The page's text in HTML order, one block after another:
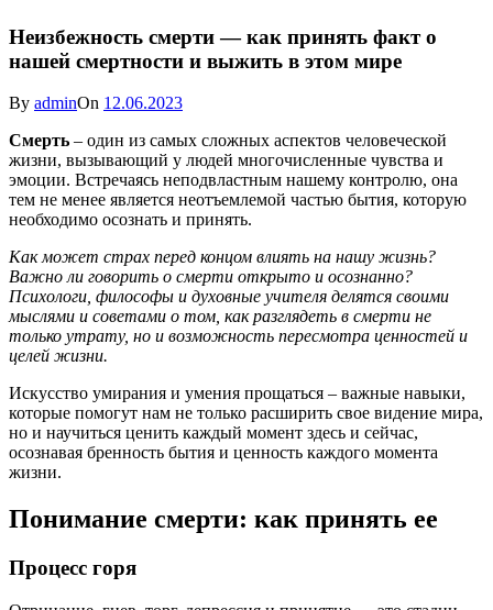
Неизбежность смерти — как принять факт о
нашей смертности и выжить в этом мире
By adminOn 12.06.2023
Смерть – один из самых сложных аспектов человеческой
жизни, вызывающий у людей многочисленные чувства и
эмоции. Встречаясь неподвластным нашему контролю, она
тем не менее является неотъемлемой частью бытия, которую
необходимо осознать и принять.
Как может страх перед концом влиять на нашу жизнь?
Важно ли говорить о смерти открыто и осознанно?
Психологи, философы и духовные учителя делятся своими
мыслями и советами о том, как разглядеть в смерти не
только утрату, но и возможность пересмотра ценностей и
целей жизни.
Искусство умирания и умения прощаться – важные навыки,
которые помогут нам не только расширить свое видение мира,
но и научиться ценить каждый момент здесь и сейчас,
осознавая бренность бытия и ценность каждого момента
жизни.
Понимание смерти: как принять ее
Процесс горя